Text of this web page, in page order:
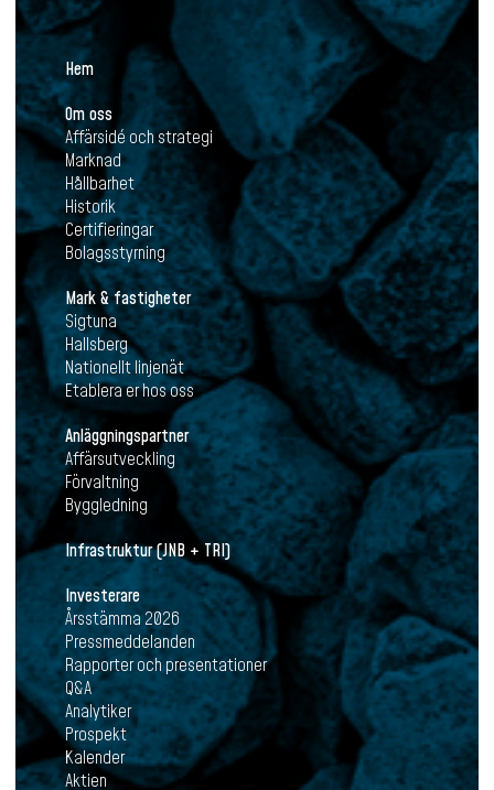
Hem
Om oss
Affärsidé och strategi
Marknad
Hållbarhet
Historik
Certifieringar
Bolagsstyrning
Mark & fastigheter
Sigtuna
Hallsberg
Nationellt linjenät
Etablera er hos oss
Anläggningspartner
Affärsutveckling
Förvaltning
Byggledning
Infrastruktur (JNB + TRI)
Investerare
Årsstämma 2026
Pressmeddelanden
Rapporter och presentationer
Q&A
Analytiker
Prospekt
Kalender
Aktien